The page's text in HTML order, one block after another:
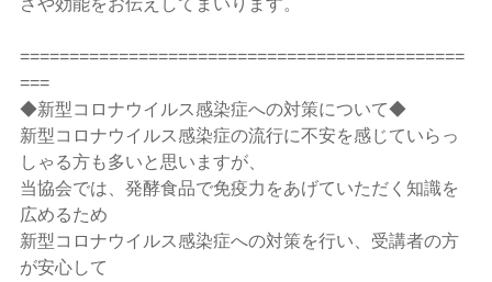
=============================================
===
◆新型コロナウイルス感染症への対策について◆
新型コロナウイルス感染症の流行に不安を感じていらっ
しゃる方も多いと思いますが、
当協会では、発酵食品で免疫力をあげていただく知識を
広めるため
新型コロナウイルス感染症への対策を行い、受講者の方
が安心して